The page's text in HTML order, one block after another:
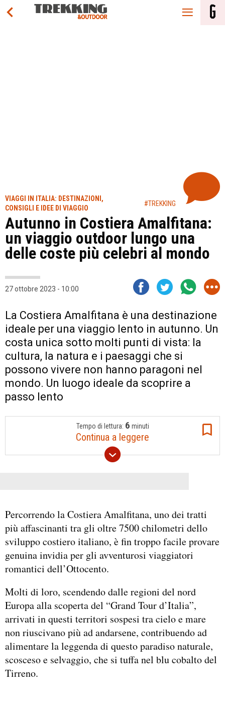
VIAGGI IN ITALIA: DESTINAZIONI,
CONSIGLI E IDEE DI VIAGGIO
#TREKKING
Autunno in Costiera Amalfitana:
un viaggio outdoor lungo una
delle coste più celebri al mondo
27 ottobre 2023 - 10:00
La Costiera Amalfitana è una destinazione
ideale per una viaggio lento in autunno. Un
costa unica sotto molti punti di vista: la
cultura, la natura e i paesaggi che si
possono vivere non hanno paragoni nel
mondo. Un luogo ideale da scoprire a
passo lento
Tempo di lettura: 6 minuti
Continua a leggere
Percorrendo la Costiera Amalfitana, uno dei tratti
più affascinanti tra gli oltre 7500 chilometri dello
sviluppo costiero italiano, è fin troppo facile provare
genuina invidia per gli avventurosi viaggiatori
romantici dell’Ottocento.
Molti di loro, scendendo dalle regioni del nord
Europa alla scoperta del “Grand Tour d’Italia”,
arrivati in questi territori sospesi tra cielo e mare
non riuscivano più ad andarsene, contribuendo ad
alimentare la leggenda di questo paradiso naturale,
scosceso e selvaggio, che si tuffa nel blu cobalto del
Tirreno.